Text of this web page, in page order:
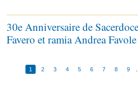
30e Anniversaire de
Favero et ramia Andrea Favole
1 2 3 4 5 6 7 8 9